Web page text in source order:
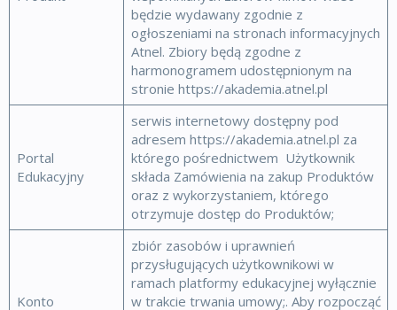
będzie wydawany zgodnie z
ogłoszeniami na stronach informacyjnych
Atnel. Zbiory będą zgodne z
harmonogramem udostępnionym na
stronie https://akademia.atnel.pl
Portal
Edukacyjny
serwis internetowy dostępny pod
adresem https://akademia.atnel.pl za
którego pośrednictwem Użytkownik
składa Zamówienia na zakup Produktów
oraz z wykorzystaniem, którego
otrzymuje dostęp do Produktów;
Konto
zbiór zasobów i uprawnień
przysługujących użytkownikowi w
ramach platformy edukacyjnej wyłącznie
w trakcie trwania umowy;. Aby rozpocząć